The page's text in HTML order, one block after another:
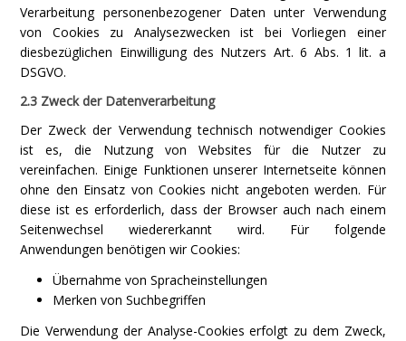
Verarbeitung personenbezogener Daten unter Verwendung
von Cookies zu Analysezwecken ist bei Vorliegen einer
diesbezüglichen Einwilligung des Nutzers Art. 6 Abs. 1 lit. a
DSGVO.
2.3 Zweck der Datenverarbeitung
Der Zweck der Verwendung technisch notwendiger Cookies
ist es, die Nutzung von Websites für die Nutzer zu
vereinfachen. Einige Funktionen unserer Internetseite können
ohne den Einsatz von Cookies nicht angeboten werden. Für
diese ist es erforderlich, dass der Browser auch nach einem
Seitenwechsel wiedererkannt wird. Für folgende
Anwendungen benötigen wir Cookies:
Übernahme von Spracheinstellungen
Merken von Suchbegriffen
Die Verwendung der Analyse-Cookies erfolgt zu dem Zweck,